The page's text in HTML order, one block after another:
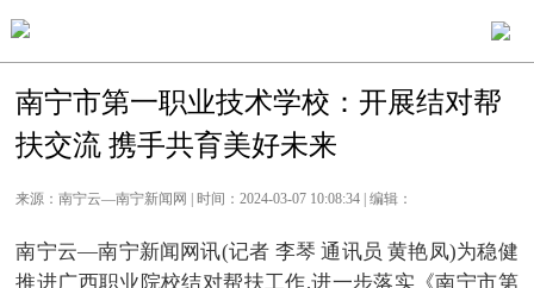
南宁市第一职业技术学校：开展结对帮
扶交流 携手共育美好未来
来源：南宁云—南宁新闻网 | 时间：2024-03-07 10:08:34 | 编辑：
南宁云—南宁新闻网讯(记者 李琴 通讯员 黄艳凤)为稳健
推进广西职业院校结对帮扶工作,进一步落实《南宁市第